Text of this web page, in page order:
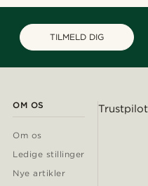
TILMELD DIG
OM OS
Om os
Ledige stillinger
Nye artikler
Trustpilot